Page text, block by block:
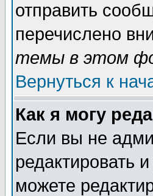
отправить
перечислено
темы в этом
Вернуться к
Как я могу
Если вы не
редактировать
можете